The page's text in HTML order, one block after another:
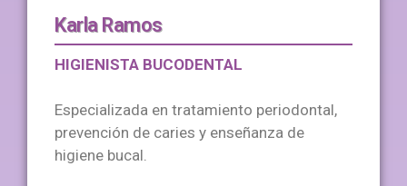
Karla Ramos
HIGIENISTA BUCODENTAL
Especializada en tratamiento periodontal,
prevención de caries y enseñanza de
higiene bucal.